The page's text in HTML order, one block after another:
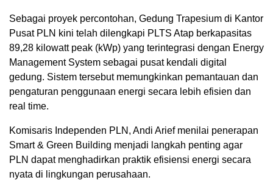
Sebagai proyek percontohan, Gedung Trapesium di Kantor
Pusat PLN kini telah dilengkapi PLTS Atap berkapasitas
89,28 kilowatt peak (kWp) yang terintegrasi dengan Energy
Management System sebagai pusat kendali digital
gedung. Sistem tersebut memungkinkan pemantauan dan
pengaturan penggunaan energi secara lebih efisien dan
real time.
Komisaris Independen PLN, Andi Arief menilai penerapan
Smart & Green Building menjadi langkah penting agar
PLN dapat menghadirkan praktik efisiensi energi secara
nyata di lingkungan perusahaan.